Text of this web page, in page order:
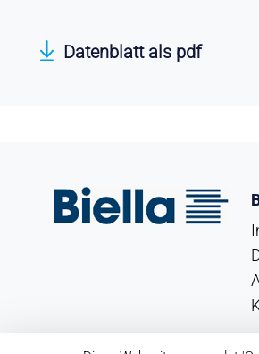
Datenblatt als pdf